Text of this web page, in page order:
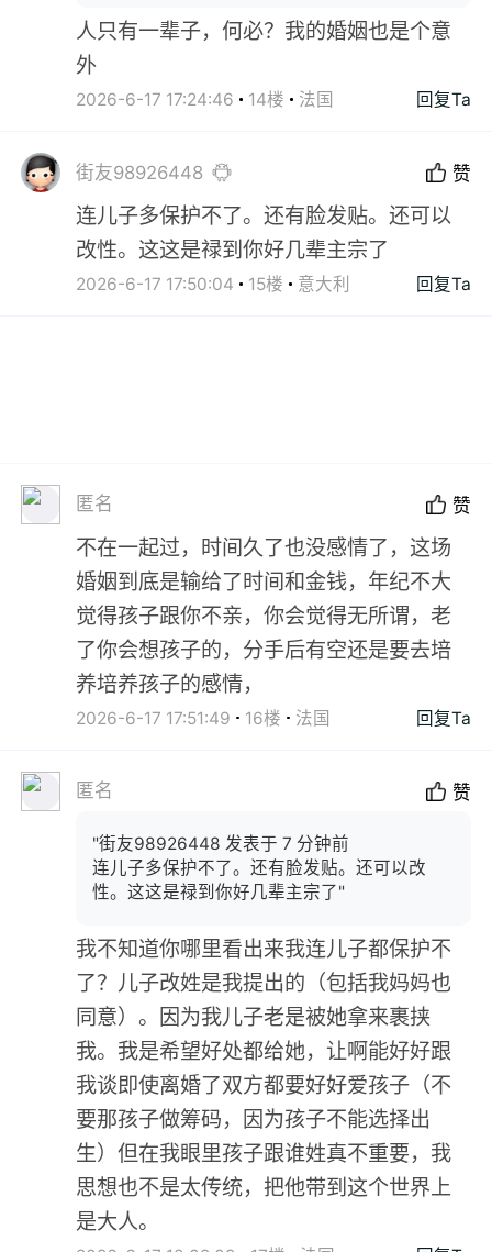
人只有一辈子，何必？我的婚姻也是个意
外
2026-6-17 17:24:46 14楼 法国 回复Ta
街友98926448 赞
连儿子多保护不了。还有脸发贴。还可以
改性。这这是禄到你好几辈主宗了
2026-6-17 17:50:04 15楼 意大利 回复Ta
匿名 赞
不在一起过，时间久了也没感情了，这场
婚姻到底是输给了时间和金钱，年纪不大
觉得孩子跟你不亲，你会觉得无所谓，老
了你会想孩子的，分手后有空还是要去培
养培养孩子的感情，
2026-6-17 17:51:49 16楼 法国 回复Ta
匿名 赞
"街友98926448 发表于 7 分钟前
连儿子多保护不了。还有脸发贴。还可以改
性。这这是禄到你好几辈主宗了"
我不知道你哪里看出来我连儿子都保护不
了？儿子改姓是我提出的（包括我妈妈也
同意）。因为我儿子老是被她拿来裹挟
我。我是希望好处都给她，让啊能好好跟
我谈即使离婚了双方都要好好爱孩子（不
要那孩子做筹码，因为孩子不能选择出
生）但在我眼里孩子跟谁姓真不重要，我
思想也不是太传统，把他带到这个世界上
是大人。